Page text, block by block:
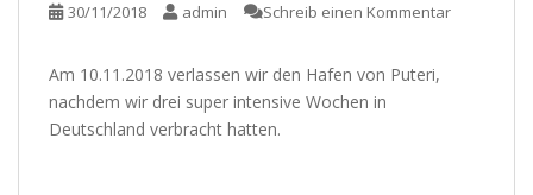
30/11/2018 admin Schreib einen Kommentar
Am 10.11.2018 verlassen wir den Hafen von Puteri,
nachdem wir drei super intensive Wochen in
Deutschland verbracht hatten.